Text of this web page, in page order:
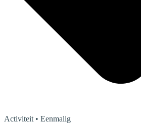
Activiteit • Eenmalig